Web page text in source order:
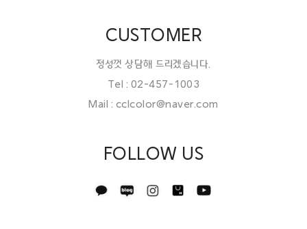
CUSTOMER
정성껏 상담해 드리겠습니다.
Tel : 02-457-1003
Mail : cclcolor@naver.com
FOLLOW US